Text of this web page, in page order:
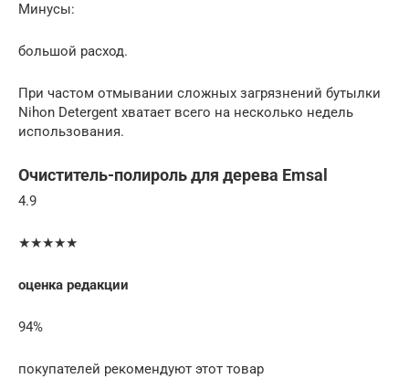
Минусы:
большой расход.
При частом отмывании сложных загрязнений бутылки
Nihon Detergent хватает всего на несколько недель
использования.
Очиститель-полироль для дерева Emsal
4.9
★★★★★
оценка редакции
94%
покупателей рекомендуют этот товар